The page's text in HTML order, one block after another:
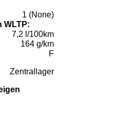
1 (None)
WLTP:
7,2 l/100km
164 g/km
F
Zentrallager